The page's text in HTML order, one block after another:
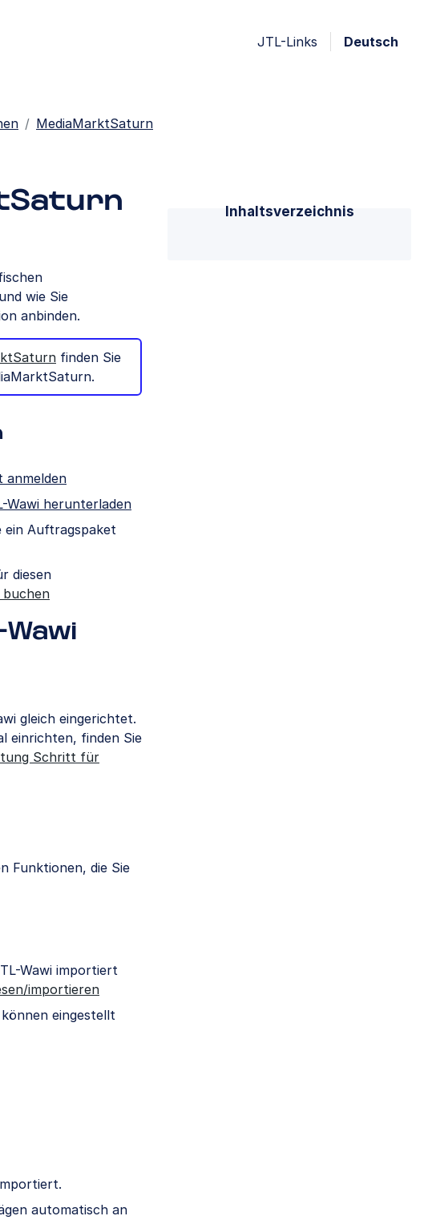
JTL-Links Deutsch
MediaMarktSaturn
Inhaltsverzeichnis
wie Sie
anbinden.
finden Sie
anmelden
Wawi herunterladen
ein Auftragspaket
diesen
gleich eingerichtet.
einrichten, finden Sie
Schritt für
Funktionen, die Sie
Wawi importiert
importieren
eingestellt
automatisch an